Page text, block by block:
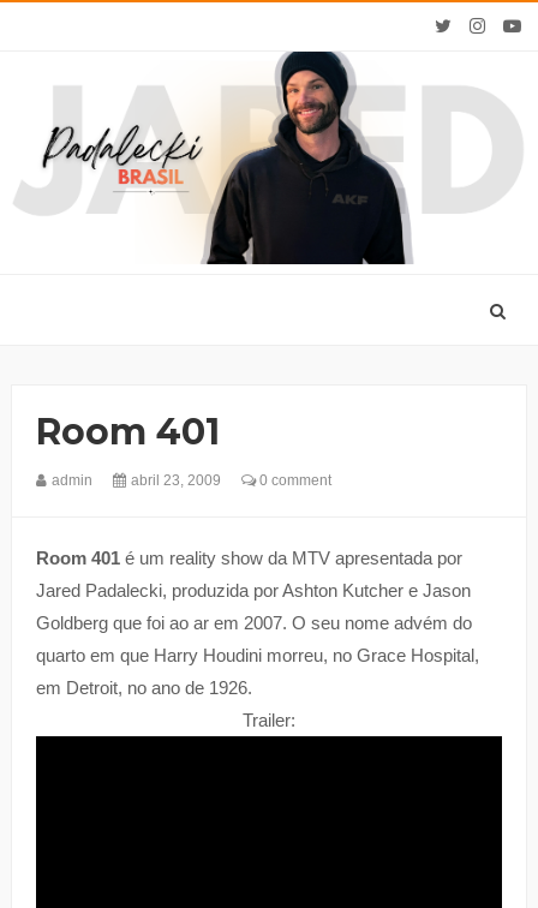
Room 401
admin abril 23, 2009 0 comment
Room 401é um reality show da MTV apresentada por
Jared Padalecki, produzida por Ashton Kutcher e Jason
Goldberg que foi ao ar em 2007. O seu nome advém do
quarto em que Harry Houdini morreu, no Grace Hospital,
em Detroit, no ano de 1926.
Trailer: